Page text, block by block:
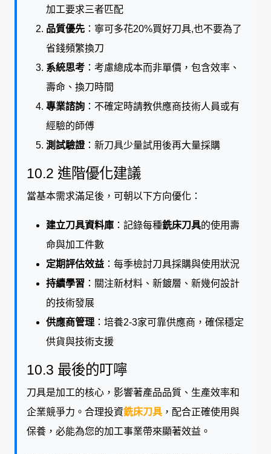
加工要求三者匹配
品質優先 ：寧可多花20%買好刀具,也不要為了
省錢頻繁換刀
系統思考 ：考慮總成本而非單價，包含效率、
壽命、換刀時間
專業諮詢 ：不確定時請教供應商技術人員或有
經驗的師傅
測試驗證：新刀具少量試用後再大量採購
10.2 進階優化建議
當基本需求滿足後，可朝以下方向優化：
建立刀具資料庫 ：記錄每種銑床刀具的使用壽
命與加工件數
定期評估效益 ：每季檢討刀具採購與使用狀況
持續學習 ：關注新材料、新鍍層、新幾何設計
的技術發展
供應商管理 ：培養2-3家可靠供應商，確保穩定
供貨與技術支援
10.3 最後的叮嚀
刀具是加工的核心，影響著產品品質、生產效率和
企業競爭力。合理投資銑床刀具 ，配合正確使用與
保養，必能為您的加工事業帶來顯著效益。